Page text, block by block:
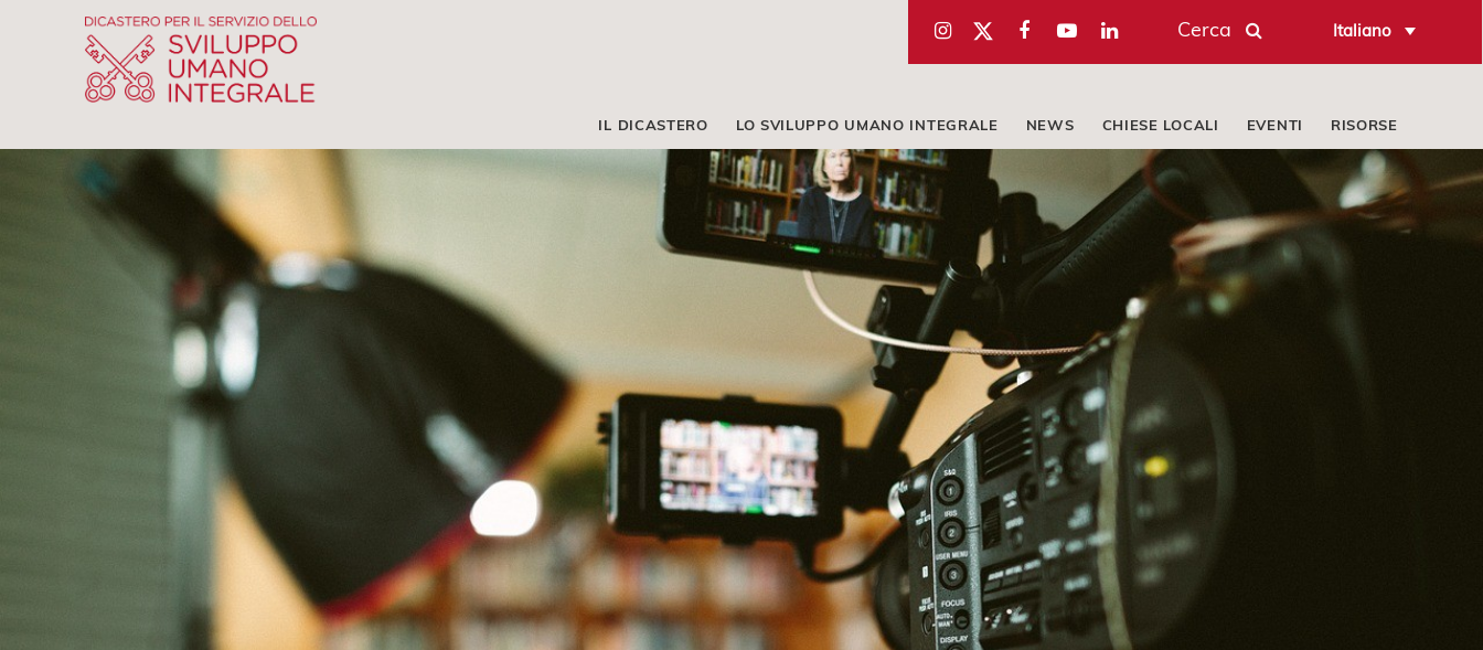
Cerca Italiano
IL DICASTERO LO SVILUPPO UMANO INTEGRALE NEWS CHIESE LOCALI EVENTI RISORSE